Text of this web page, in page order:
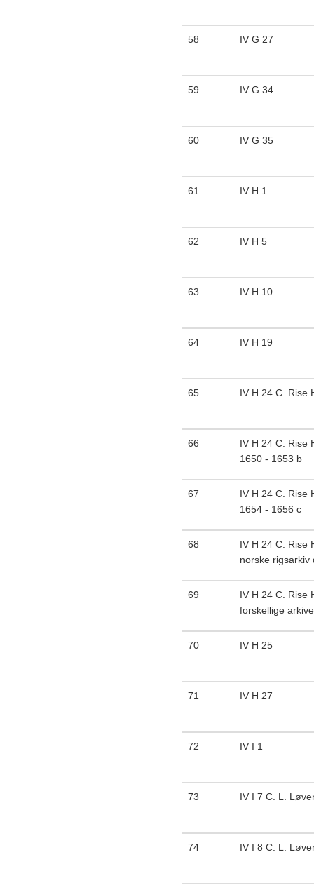
58 IV G 27
59 IV G 34
60 IV G 35
61 IV H 1
62 IV H 5
63 IV H 10
64 IV H 19
65 IV H 24 C. Rise
66
IV H 24 C. Rise
1650 - 1653 b
67
IV H 24 C. Rise
1654 - 1656 c
68
IV H 24 C. Rise
norske rigsarkiv
69
IV H 24 C. Rise
forskellige
70 IV H 25
71 IV H 27
72 IV I 1
73 IV I 7 C. L.
74 IV I 8 C. L.